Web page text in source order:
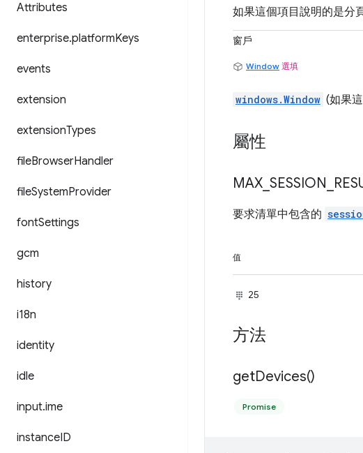
Attributes
enterprise.platformKeys
events
extension
extensionTypes
fileBrowserHandler
fileSystemProvider
fontSettings
gcm
history
i18n
identity
idle
input.ime
instanceID
如果這個項目說明的是分
窗戶
Window 選填
windows.Window (如果
屬性
MAX SESSION
要求清單中包含的
值
25
方法
getDevices()
Promise